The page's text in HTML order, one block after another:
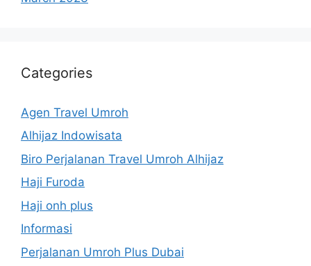
Categories
Agen Travel Umroh
Alhijaz Indowisata
Biro Perjalanan Travel Umroh Alhijaz
Haji Furoda
Haji onh plus
Informasi
Perjalanan Umroh Plus Dubai